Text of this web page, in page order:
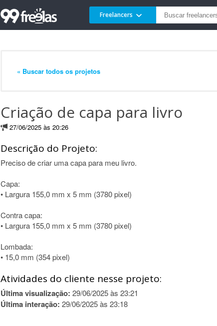
Freelancers
« Buscar todos os projetos
Criação de capa para livro
27/06/2025 às 20:26
Descrição do Projeto:
Preciso de criar uma capa para meu livro.
Capa:
• Largura 155,0 mm x 5 mm (3780 pixel)
Contra capa:
• Largura 155,0 mm x 5 mm (3780 pixel)
Lombada:
• 15,0 mm (354 pixel)
Atividades do cliente nesse projeto:
Última visualização: 29/06/2025 às 23:21
Última interação: 29/06/2025 às 23:18